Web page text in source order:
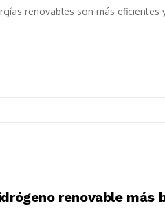
renovables son más eficientes
renovable más